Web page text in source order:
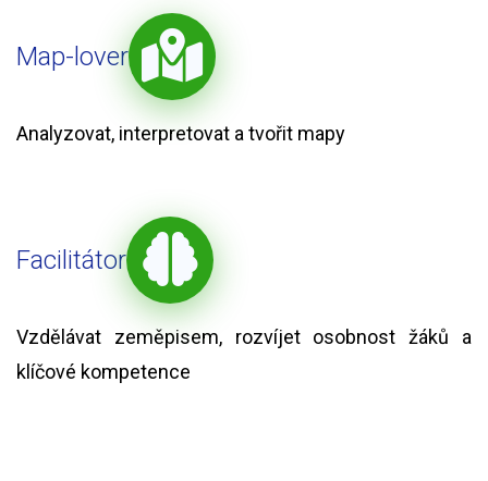
Map-lover
Analyzovat, interpretovat a tvořit mapy
Facilitátor
Vzdělávat zeměpisem, rozvíjet osobnost žáků a
klíčové kompetence